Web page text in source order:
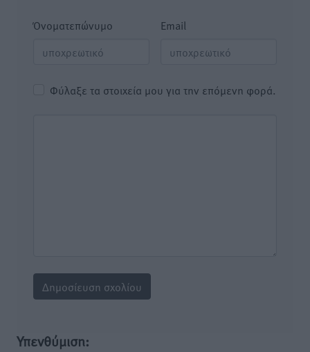
Όνοματεπώνυμο Email
Φύλαξε τα στοιχεία μου για την επόμενη φορά.
Υπενθύμιση: